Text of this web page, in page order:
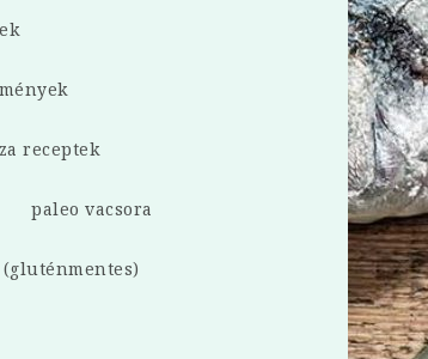
receptek
paleo vacsora